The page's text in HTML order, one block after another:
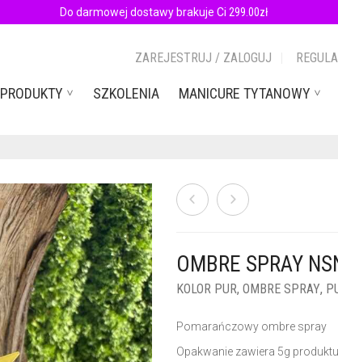
Do darmowej dostawy brakuje Ci 299.00zł
ZAREJESTRUJ / ZALOGUJ
PRODUKTY SZKOLENIA MANICURE TYTANOWY
OMBRE SPRAY
KOLOR PUR, OMBRE SPRAY,
Pomarańczowy ombre spray
Opakwanie zawiera 5g produktu.